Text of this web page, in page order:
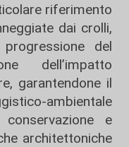
riferimento
dai crolli,
del
dell’impatto
garantendone il
ambientale
e
architettoniche